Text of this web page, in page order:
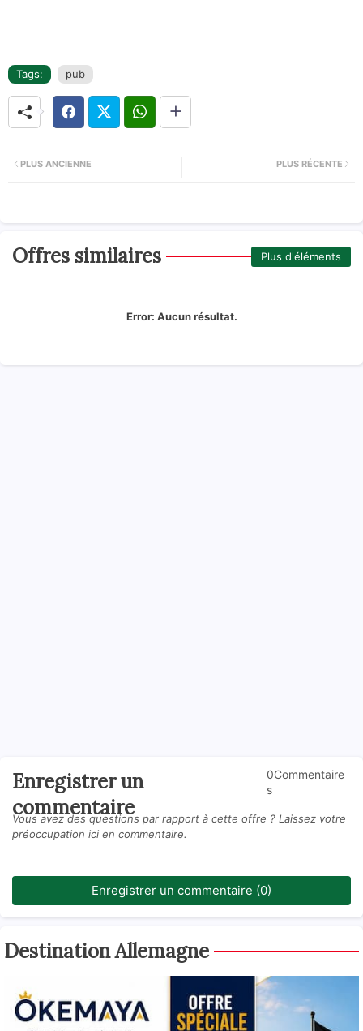
Tags: pub
PLUS RÉCENTE
PLUS ANCIENNE
Offres similaires Plus d'éléments
Error: Aucun résultat.
Enregistrer un
commentaire
0Commentaire
s
Vous avez des questions par rapport à cette offre ? Laissez votre
préoccupation ici en commentaire.
Enregistrer un commentaire (0)
Destination Allemagne